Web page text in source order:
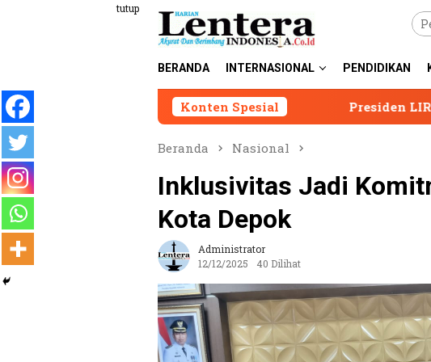
tutup
BERANDA INTERNASIONAL PENDIDIKAN
Konten Spesial
Presiden LIRA Andi Syafrani Ngopi
Beranda Nasional
Inklusivitas Jadi
Kota Depok
Administrator
12/12/2025
40 Dilihat